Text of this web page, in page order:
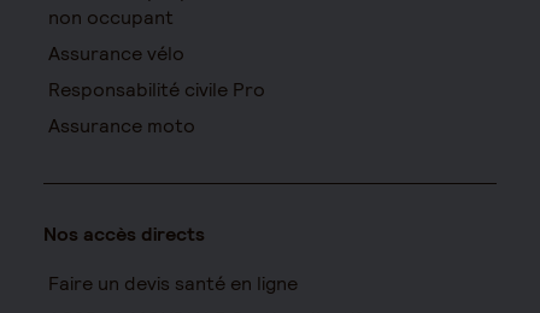
non occupant
Assurance vélo
Responsabilité civile Pro
Assurance moto
Nos accès directs
Faire un devis santé en ligne